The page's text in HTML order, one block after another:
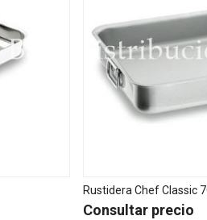
Rustidera Chef Classic
Consultar precio